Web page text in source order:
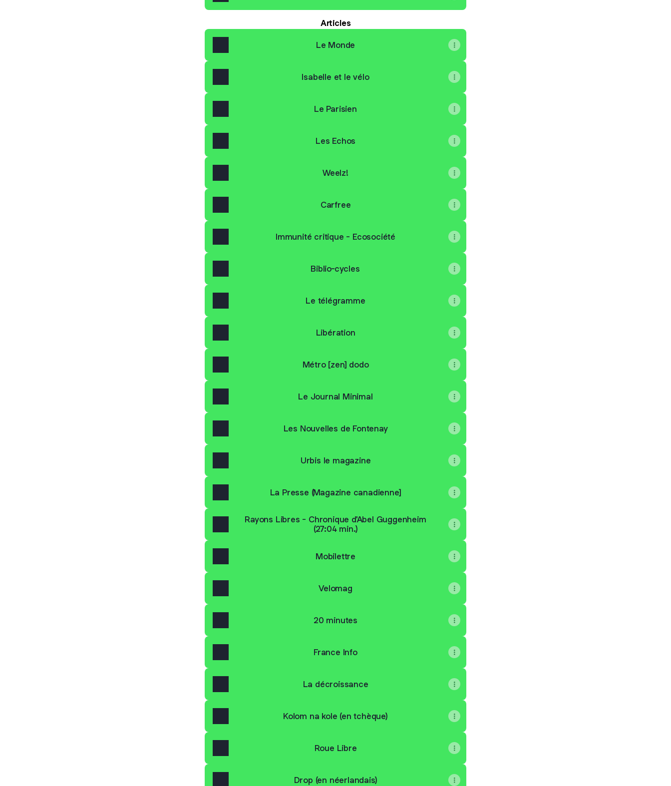
Articles
Le Monde
Isabelle et le vélo
Le Parisien
Les Echos
Weelz!
Carfree
Immunité critique - Ecosociété
Biblio-cycles
Le télégramme
Libération
Métro [zen] dodo
Le Journal Minimal
Les Nouvelles de Fontenay
Urbis le magazine
La Presse (Magazine canadienne]
Rayons Libres - Chronique d'Abel Guggenheim
(27:04 min.)
Mobilettre
Velomag
20 minutes
France Info
La décroissance
Kolom na kole (en tchèque)
Roue Libre
Drop (en néerlandais)